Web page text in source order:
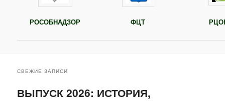
РОСОБНАДЗОР ФЦТ
СВЕЖИЕ ЗАПИСИ
ВЫПУСК 2026: ИСТОРИЯ,